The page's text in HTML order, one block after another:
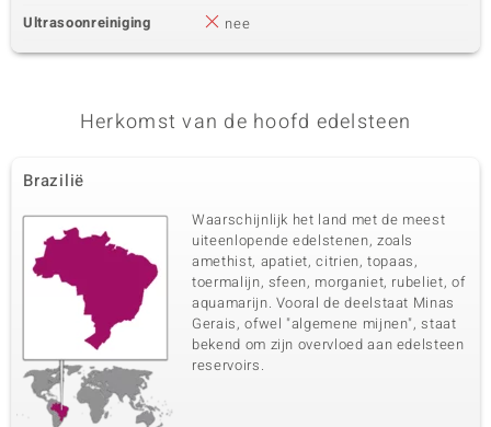
Ultrasoonreiniging
nee
Herkomst van de hoofd edelsteen
Brazilië
Waarschijnlijk het land met de meest
uiteenlopende edelstenen, zoals
amethist, apatiet, citrien, topaas,
toermalijn, sfeen, morganiet, rubeliet, of
aquamarijn. Vooral de deelstaat Minas
Gerais, ofwel "algemene mijnen", staat
bekend om zijn overvloed aan edelsteen
reservoirs.